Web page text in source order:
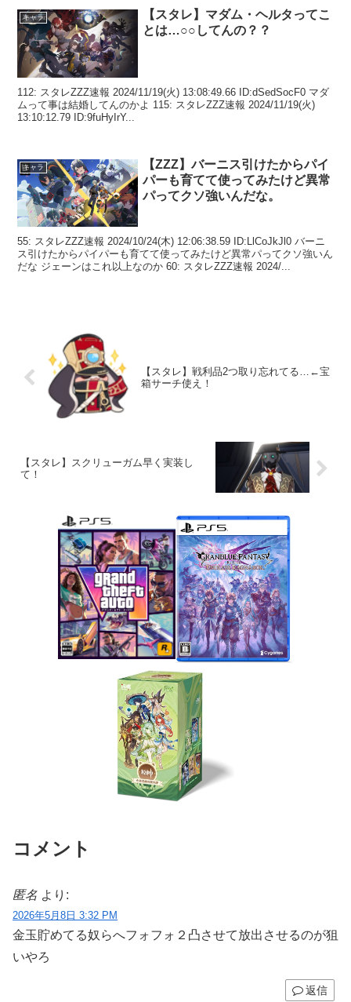
キャラ
【スタレ】マダム・ヘルタってこ
とは…○○してんの？？
112: スタレZZZ速報 2024/11/19(火) 13:08:49.66 ID:dSedSocF0 マダ
ムって事は結婚してんのかよ 115: スタレZZZ速報 2024/11/19(火)
13:10:12.79 ID:9fuHyIrY...
キャラ
【ZZZ】バーニス引けたからパイ
パーも育てて使ってみたけど異常
パってクソ強いんだな。
55: スタレZZZ速報 2024/10/24(木) 12:06:38.59 ID:LlCoJkJl0 バーニ
ス引けたからパイパーも育てて使ってみたけど異常パってクソ強いん
だな ジェーンはこれ以上なのか 60: スタレZZZ速報 2024/...
【スタレ】戦利品2つ取り忘れてる…←宝
箱サーチ使え！
【スタレ】スクリューガム早く実装し
て！
コメント
匿名 より:
2026年5月8日 3:32 PM
金玉貯めてる奴らへフォフォ２凸させて放出させるのが狙
いやろ
返信